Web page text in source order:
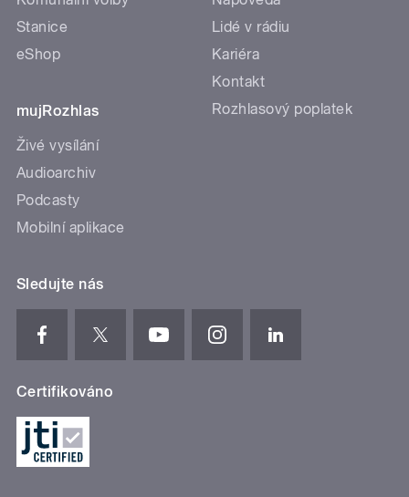
Stanice
eShop
mujRozhlas
Živé vysílání
Audioarchiv
Podcasty
Mobilní aplikace
Lidé v rádiu
Kariéra
Kontakt
Rozhlasový poplatek
Sledujte nás
Certifikováno